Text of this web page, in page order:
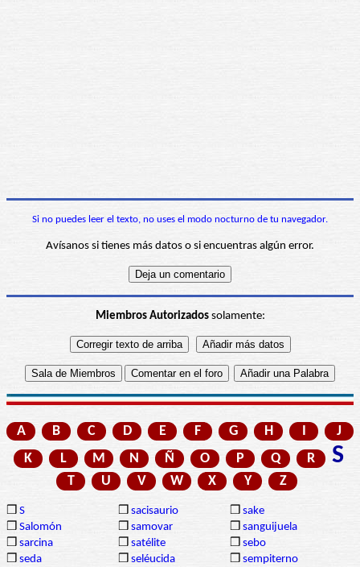
Si no puedes leer el texto, no uses el modo nocturno de tu navegador.
Avísanos si tienes más datos o si encuentras algún error.
Miembros Autorizadossolamente:
A B C D E F G H I
J
K
L M N Ñ O P Q R S
T U V W X Y Z
❒ S ❒ sacisaurio ❒ sake
❒ Salomón ❒ samovar ❒ sanguijuela
❒ sarcina ❒ satélite ❒ sebo
❒ seda ❒ seléucida ❒ sempiterno